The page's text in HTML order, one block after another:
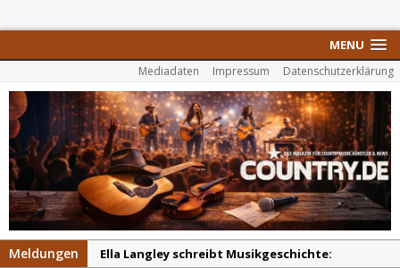
MENU
Mediadaten Impressum Datenschutzerklärung
Meldungen
Ella Langley schreibt Musikgeschichte: